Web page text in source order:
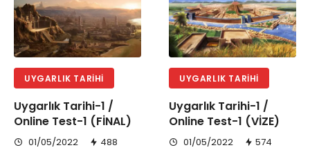
UYGARLIK TARIHI
Uygarlık Tarihi-1 /
Online Test-1 (FİNAL)
01/05/2022 488
UYGARLIK TARIHI
Uygarlık Tarihi-1 /
Online Test-1 (VİZE)
01/05/2022 574